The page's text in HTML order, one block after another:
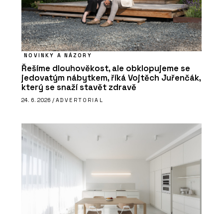
NOVINKY A NÁZORY
Řešíme dlouhověkost, ale obklopujeme se
jedovatým nábytkem, říká Vojtěch Juřenčák,
který se snaží stavět zdravě
24. 6. 2026 / ADVERTORIAL